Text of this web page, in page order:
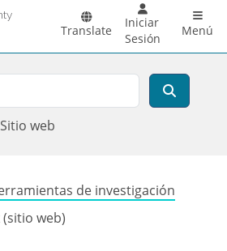
Translate
Iniciar
Sesión
Menú
Sitio web
de ayuda a la
de investigación
web)